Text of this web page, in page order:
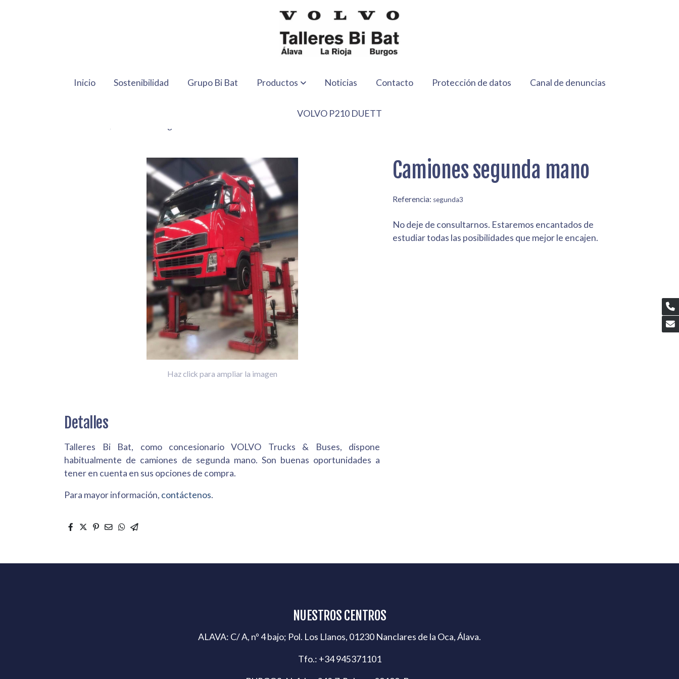
Inicio Sostenibilidad Grupo Bi Bat Productos Noticias Contacto Protección de datos Canal de denuncias
VOLVO P210 DUETT
Haz click para ampliar la imagen
Detalles
Talleres Bi Bat, como concesionario VOLVO Trucks & Buses, dispone
habitualmente de camiones de segunda mano. Son buenas oportunidades a
tener en cuenta en sus opciones de compra.
Para mayor información, contáctenos.
Camiones segunda mano
Referencia: segunda3
No deje de consultarnos. Estaremos encantados de
estudiar todas las posibilidades que mejor le encajen.
NUESTROS CENTROS
ALAVA: C/ A, nº 4 bajo; Pol. Los Llanos, 01230 Nanclares de la Oca, Álava.
Tfo.: +34 945371101